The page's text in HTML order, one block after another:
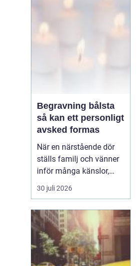
kraven på komfort,
Begravning bålsta
så kan ett personligt
avsked formas
När en närstående dör
ställs familj och vänner
inför många känslor,
men också praktiska
beslut.
ceremoni i någon av
Håbo församlings kyrkor
eller ka...
30 juli 2026